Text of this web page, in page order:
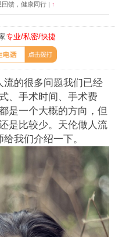
馈，健康同行 | ↑
专业/私密/快捷
的很多问题我们已经
、手术时间、手术费
是一个大概的方向，但
是比较少。天伦做人流
给我们介绍一下。